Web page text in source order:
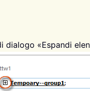
dialogo «Espandi